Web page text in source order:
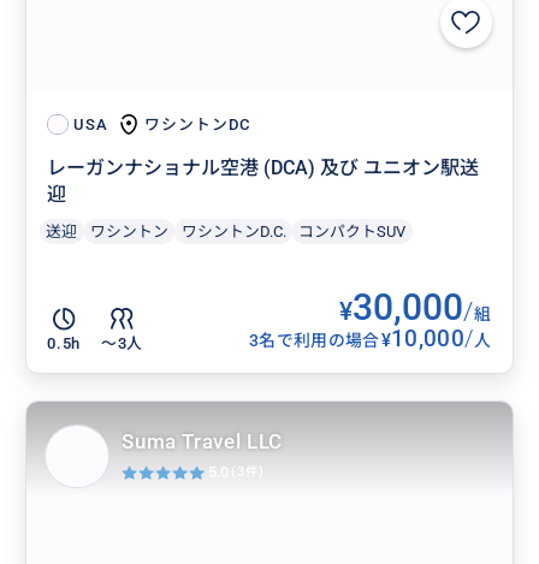
USA ワシントンDC
レーガンナショナル空港 (DCA) 及び ユニオン駅送
迎
送迎 ワシントン ワシントンD.C. コンパクトSUV
0.5h 〜3人
¥30,000/組
3名で利用の場合¥10,000/人
Suma Travel LLC
5.0 (3件)